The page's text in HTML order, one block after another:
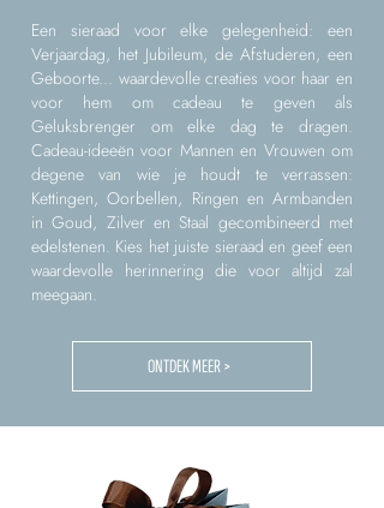
Een sieraad voor elke gelegenheid: een
Verjaardag, het Jubileum, de Afstuderen, een
Geboorte... waardevolle creaties voor haar en
voor hem om cadeau te geven als
Geluksbrenger om elke dag te dragen.
Cadeau-ideeën voor Mannen en Vrouwen om
degene van wie je houdt te verrassen:
Kettingen, Oorbellen, Ringen en Armbanden
in Goud, Zilver en Staal gecombineerd met
edelstenen. Kies het juiste sieraad en geef een
waardevolle herinnering die voor altijd zal
meegaan.
ONTDEK MEER >